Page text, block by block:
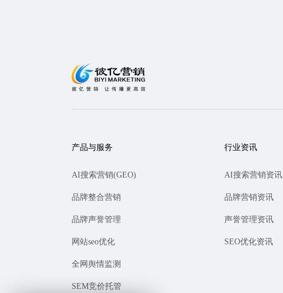
产品与服务
AI搜索营销(GEO)
品牌整合营销
品牌声誉管理
网站seo优化
全网舆情监测
SEM竞价托管
行业资讯
AI搜索营销资讯
品牌营销资讯
声誉管理资讯
SEO优化资讯